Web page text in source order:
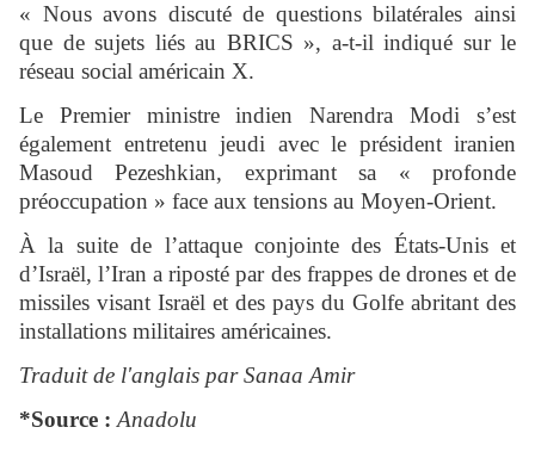
« Nous avons discuté de questions bilatérales ainsi
que de sujets liés au BRICS », a-t-il indiqué sur le
réseau social américain X.
Le Premier ministre indien Narendra Modi s’est
également entretenu jeudi avec le président iranien
Masoud Pezeshkian, exprimant sa « profonde
préoccupation » face aux tensions au Moyen-Orient.
À la suite de l’attaque conjointe des États-Unis et
d’Israël, l’Iran a riposté par des frappes de drones et de
missiles visant Israël et des pays du Golfe abritant des
installations militaires américaines.
Traduit de l'anglais par Sanaa Amir
*Source : Anadolu